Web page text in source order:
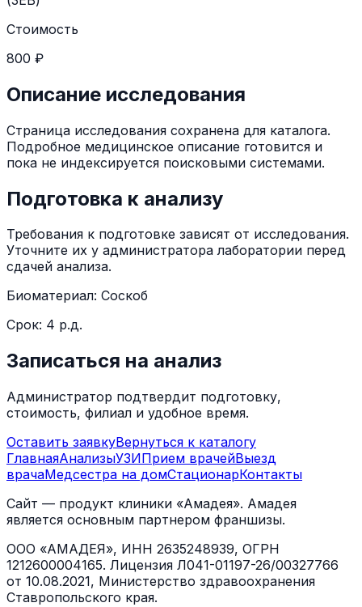
Стоимость
800 ₽
Описание исследования
Страница исследования сохранена для каталога.
Подробное медицинское описание готовится и
пока не индексируется поисковыми системами.
Подготовка к анализу
Требования к подготовке зависят от исследования.
Уточните их у администратора лаборатории перед
сдачей анализа.
Биоматериал: Соскоб
Срок: 4 р.д.
Записаться на анализ
Администратор подтвердит подготовку,
стоимость, филиал и удобное время.
Оставить заявкуВернуться к каталогу
ГлавнаяАнализыУЗИПрием врачейВыезд
врачаМедсестра на домСтационарКонтакты
Сайт — продукт клиники «Амадея». Амадея
является основным партнером франшизы.
ООО «АМАДЕЯ», ИНН 2635248939, ОГРН
1212600004165. Лицензия Л041-01197-26/00327766
от 10.08.2021, Министерство здравоохранения
Ставропольского края.